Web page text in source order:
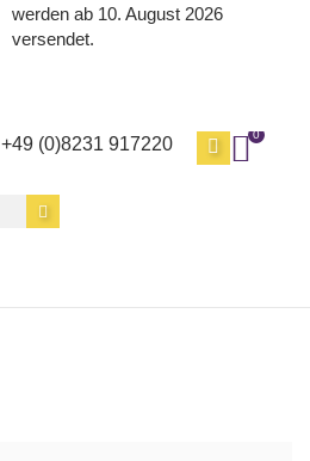
werden ab 10. August 2026
versendet.
+49 (0)8231 917220 0